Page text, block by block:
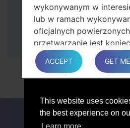
This website uses
the best experience on
ponownego
Na koniec naciśnij
telefon uruchomi się
się od komputera.
wykonywanym w
lub w ramach
oficjalnych
przetwarzanie jest
zgodnych z prawem
prowadzonej przez
osobę trzecią.
przyjemnością pomoże
konkretną podstawę
ACCEPT GET